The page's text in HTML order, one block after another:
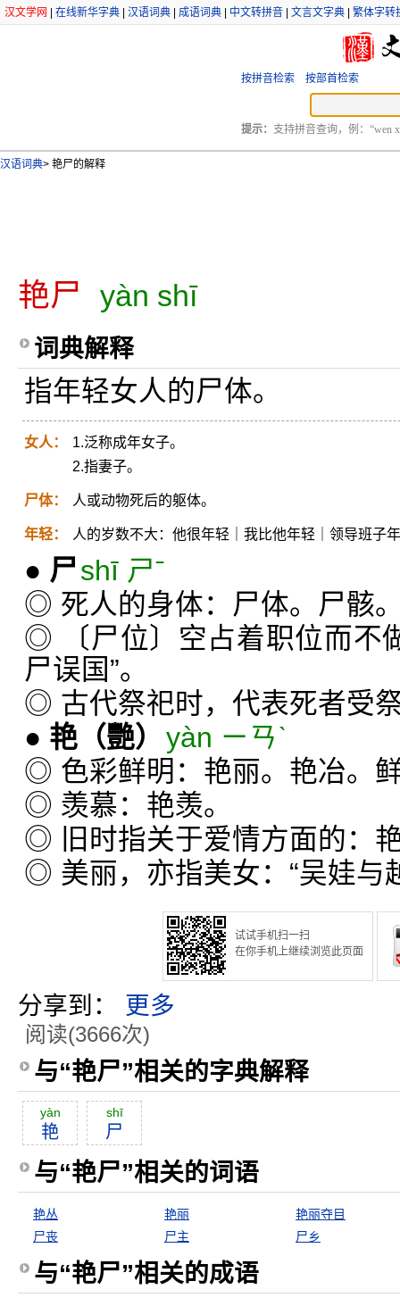
汉文学网 在线新华字典 汉语词典 成语词典 中文转拼音 文言文字典 繁体字转
按拼音检索 按部首检索
提示： 支持拼音查询，例：“wen
汉语词典> 艳尸的解释
艳尸 yàn shī
词典解释
指年轻女人的尸体。
女人：
1.泛称成年女子。
2.指妻子。
尸体： 人或动物死后的躯体。
年轻： 人的岁数不大：他很年轻｜我比他年轻｜领导班子
● 尸shī ㄕˉ
◎ 死人的身体：尸体。尸骸
◎ 〔尸位〕空占着职位而不
尸误国”。
◎ 古代祭祀时，代表死者受
● 艳 （艷） yàn ㄧㄢˋ
◎ 色彩鲜明：艳丽。艳冶。
◎ 羡慕：艳羡。
◎ 旧时指关于爱情方面的：
◎ 美丽，亦指美女：“吴娃与
试试手机扫一扫
在你手机上继续浏览此页面
分享到： 更多
阅读(3666次)
与“艳尸”相关的字典解释
yàn
艳
shī
尸
与“艳尸”相关的词语
艳丛 艳丽
艳丽夺目
尸丧
尸主 尸乡
与“艳尸”相关的成语